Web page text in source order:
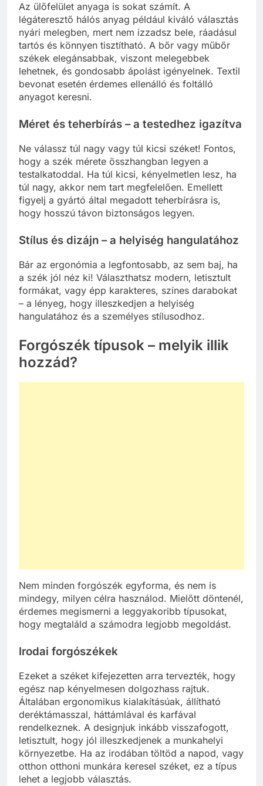
Az ülőfelület anyaga is sokat számít. A
légáteresztő hálós anyag például kiváló választás
nyári melegben, mert nem izzadsz bele, ráadásul
tartós és könnyen tisztítható. A bőr vagy műbőr
székek elegánsabbak, viszont melegebbek
lehetnek, és gondosabb ápolást igényelnek. Textil
bevonat esetén érdemes ellenálló és foltálló
anyagot keresni.
Méret és teherbírás – a testedhez igazítva
Ne válassz túl nagy vagy túl kicsi széket! Fontos,
hogy a szék mérete összhangban legyen a
testalkatoddal. Ha túl kicsi, kényelmetlen lesz, ha
túl nagy, akkor nem tart megfelelően. Emellett
figyelj a gyártó által megadott teherbírásra is,
hogy hosszú távon biztonságos legyen.
Stílus és dizájn – a helyiség hangulatához
Bár az ergonómia a legfontosabb, az sem baj, ha
a szék jól néz ki! Választhatsz modern, letisztult
formákat, vagy épp karakteres, színes darabokat
– a lényeg, hogy illeszkedjen a helyiség
hangulatához és a személyes stílusodhoz.
Forgószék típusok – melyik illik
hozzád?
Nem minden forgószék egyforma, és nem is
mindegy, milyen célra használod. Mielőtt döntenél,
érdemes megismerni a leggyakoribb típusokat,
hogy megtaláld a számodra legjobb megoldást.
Irodai forgószékek
Ezeket a széket kifejezetten arra tervezték, hogy
egész nap kényelmesen dolgozhass rajtuk.
Általában ergonomikus kialakításúak, állítható
deréktámasszal, háttámlával és karfával
rendelkeznek. A designjuk inkább visszafogott,
letisztult, hogy jól illeszkedjenek a munkahelyi
környezetbe. Ha az irodában töltöd a napod, vagy
otthon otthoni munkára keresel széket, ez a típus
lehet a legjobb választás.